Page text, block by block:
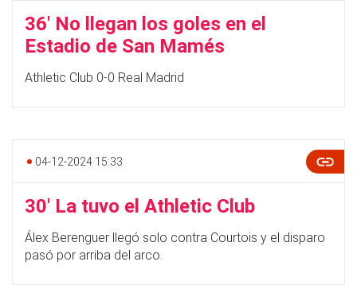
36' No llegan los goles en el
Estadio de San Mamés
Athletic Club 0-0 Real Madrid
04-12-2024 15:33
30' La tuvo el Athletic Club
Álex Berenguer llegó solo contra Courtois y el disparo
pasó por arriba del arco.